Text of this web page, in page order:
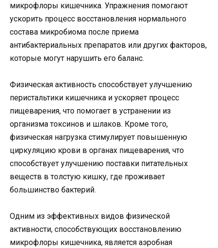
микрофлоры кишечника. Упражнения помогают
ускорить процесс восстановления нормального
состава микробиома после приема
антибактериальных препаратов или других факторов,
которые могут нарушить его баланс.
Физическая активность способствует улучшению
перистальтики кишечника и ускоряет процесс
пищеварения, что помогает в устранении из
организма токсинов и шлаков. Кроме того,
физическая нагрузка стимулирует повышенную
циркуляцию крови в органах пищеварения, что
способствует улучшению поставки питательных
веществ в толстую кишку, где проживает
большинство бактерий.
Одним из эффективных видов физической
активности, способствующих восстановлению
микрофлоры кишечника, является аэробная